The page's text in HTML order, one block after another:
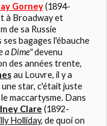
Gorney(1894-
à Broadway et
de sa Russie
bagages l'ébauche
a Dime"devenu
des années trente,
au Louvre, il y a
star, c'était juste
maccartysme. Dans
Clare (1892-
Holliday, de quoi on